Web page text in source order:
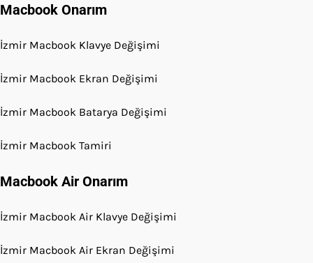
Macbook Onarım
İzmir Macbook Klavye Değişimi
İzmir Macbook Ekran Değişimi
İzmir Macbook Batarya Değişimi
İzmir Macbook Tamiri
Macbook Air Onarım
İzmir Macbook Air Klavye Değişimi
İzmir Macbook Air Ekran Değişimi